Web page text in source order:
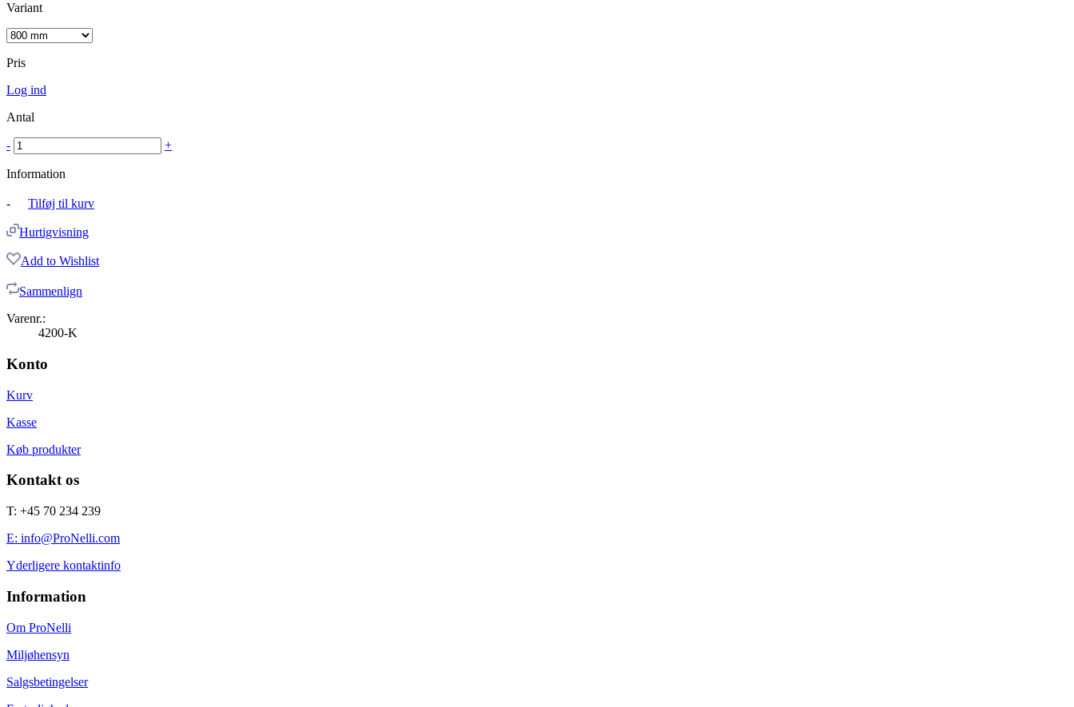
Variant
Pris
Log ind
Antal
- +
Information
- Tilføj til kurv
Hurtigvisning
Add to Wishlist
Sammenlign
Varenr.:
4200-K
Konto
Kurv
Kasse
Køb produkter
Kontakt os
T: +45 70 234 239
E: info@ProNelli.com
Yderligere kontaktinfo
Information
Om ProNelli
Miljøhensyn
Salgsbetingelser